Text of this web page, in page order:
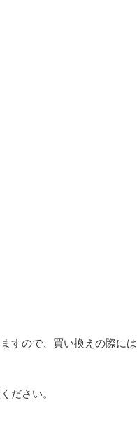
すので、買い換えの際には
ださい。